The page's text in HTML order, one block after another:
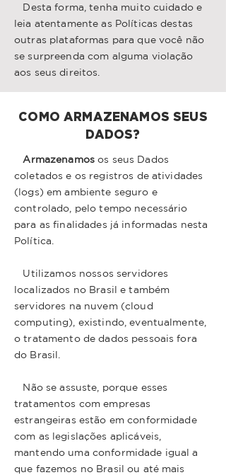
Desta forma, tenha muito cuidado e
leia atentamente as Políticas destas
outras plataformas para que você não
se surpreenda com alguma violação
aos seus direitos.
COMO ARMAZENAMOS SEUS
DADOS?
Armazenamosos seus Dados
coletados e os registros de atividades
(logs) em ambiente seguro e
controlado, pelo tempo necessário
para as finalidades já informadas nesta
Política.
Utilizamos nossos servidores
localizados no Brasil e também
servidores na nuvem (cloud
computing), existindo, eventualmente,
o tratamento de dados pessoais fora
do Brasil.
Não se assuste, porque esses
tratamentos com empresas
estrangeiras estão em conformidade
com as legislações aplicáveis,
mantendo uma conformidade igual a
que fazemos no Brasil ou até mais